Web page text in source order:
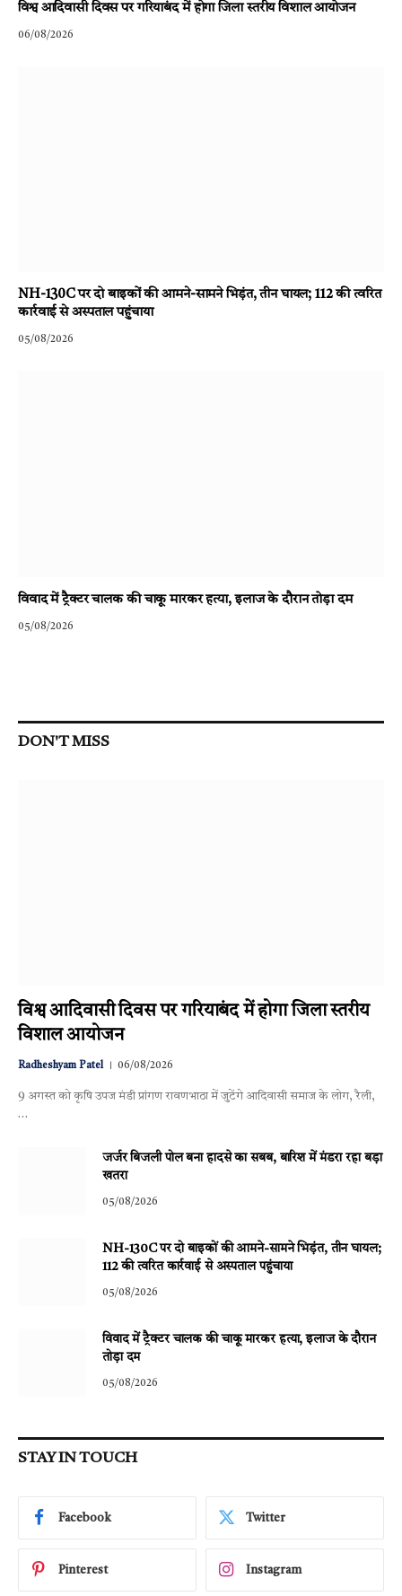
विश्व आदिवासी दिवस पर गरियाबंद में होगा जिला स्तरीय विशाल आयोजन
06/08/2026
NH-130C पर दो बाइकों की आमने-सामने भिड़ंत, तीन घायल; 112 की त्वरित
कार्रवाई से अस्पताल पहुंचाया
05/08/2026
विवाद में ट्रैक्टर चालक की चाकू मारकर हत्या, इलाज के दौरान तोड़ा दम
05/08/2026
DON'T MISS
विश्व आदिवासी दिवस पर गरियाबंद में होगा जिला स्तरीय
विशाल आयोजन
Radheshyam Patel 06/08/2026
9 अगस्त को कृषि उपज मंडी प्रांगण रावणभाठा में जुटेंगे आदिवासी समाज के लोग, रैली,
…
जर्जर बिजली पोल बना हादसे का सबब, बारिश में मंडरा रहा बड़ा
खतरा
05/08/2026
NH-130C पर दो बाइकों की आमने-सामने भिड़ंत, तीन घायल;
112 की त्वरित कार्रवाई से अस्पताल पहुंचाया
05/08/2026
विवाद में ट्रैक्टर चालक की चाकू मारकर हत्या, इलाज के दौरान
तोड़ा दम
05/08/2026
STAY IN TOUCH
Facebook Twitter
Pinterest Instagram